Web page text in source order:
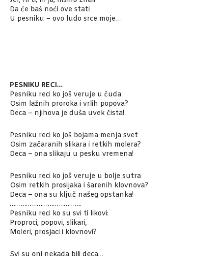
Da će baš noći ove stati
U pesniku – ovo ludo srce moje…
PESNIKU RECI…
Pesniku reci ko još veruje u čuda
Osim lažnih proroka i vrlih popova?
Deca – njihova je duša uvek čista!
Pesniku reci ko još bojama menja svet
Osim začaranih slikara i retkih molera?
Deca – ona slikaju u pesku vremena!
Pesniku reci ko još veruje u bolje sutra
Osim retkih prosijaka i šarenih klovnova?
Deca – ona su ključ našeg opstanka!
………………………………….
Pesniku reci ko su svi ti likovi:
Proproci, popovi, slikari,
Moleri, prosjaci i klovnovi?
Svi su oni nekada bili deca…